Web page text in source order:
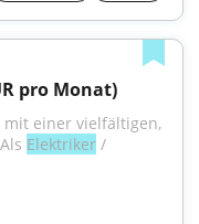
pro Monat)
einer vielfältigen,
Elektriker /